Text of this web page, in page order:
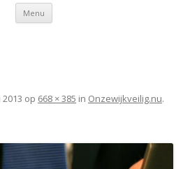
Menu Spring
inhoud
op 668 × 385 in Onzewijkveilig.nu.